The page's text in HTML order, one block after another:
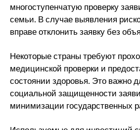
многоступенчатую проверку
семьи. В случае выявления
вправе отклонить заявку без
Некоторые страны требуют
медицинской проверки и
состоянии здоровья. Это важно
социальной защищенности
минимизации государственных